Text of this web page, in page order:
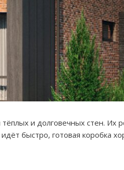
и долговечных стен. Их
идёт быстро, готовая коробка